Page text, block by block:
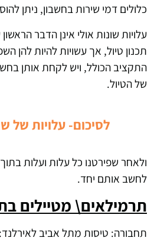
כלולים דמי שירות בחשבון, ניתן להוסיף בין
עלויות שונות אולי אינן הדבר
תכנון טיול, אך עשויות להיות להן
התקציב הכולל, ויש לקחת אותן
של הטיול.
לסיכום- עלויות של
ולאחר שפירטנו כל עלות ועלות
לחשב אותם יחד.
תרמילאים\ מטיילים
תחבורה: טיסות מתל אביב לאירלנד: €250 – €400